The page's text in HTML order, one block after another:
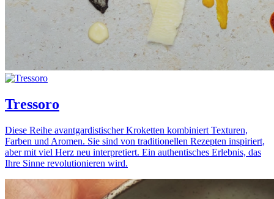
Tressoro
Diese Reihe avantgardistischer Kroketten kombiniert Texturen,
Farben und Aromen. Sie sind von traditionellen Rezepten inspiriert,
aber mit viel Herz neu interpretiert. Ein authentisches Erlebnis, das
Ihre Sinne revolutionieren wird.